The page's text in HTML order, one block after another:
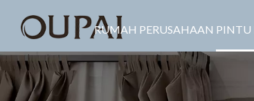
RUMAH PERUSAHAAN PINTU